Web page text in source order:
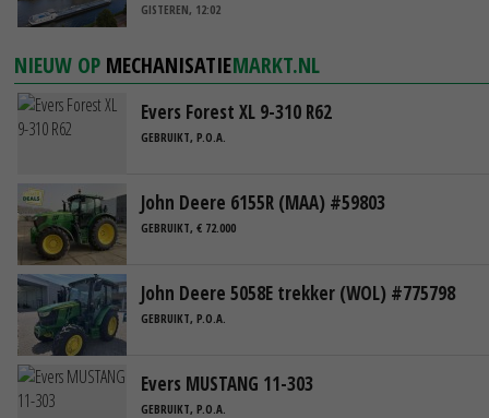
GISTEREN, 12:02
NIEUW OP MECHANISATIEMARKT.NL
Evers Forest XL 9-310 R62
GEBRUIKT, P.O.A.
John Deere 6155R (MAA) #59803
GEBRUIKT, € 72.000
John Deere 5058E trekker (WOL) #775798
GEBRUIKT, P.O.A.
Evers MUSTANG 11-303
GEBRUIKT, P.O.A.